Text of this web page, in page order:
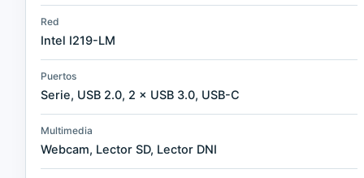
Red
Intel I219-LM
Puertos
Serie, USB 2.0, 2 × USB 3.0, USB-C
Multimedia
Webcam, Lector SD, Lector DNI